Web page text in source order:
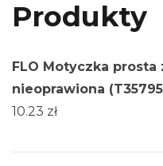
Produkty
FLO Motyczka prosta
nieoprawiona
10.23 zł